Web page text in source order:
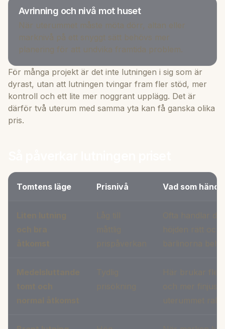
Avrinning och nivå mot huset
När uterummet måste möta dörr, altan eller
marknivå på ett snyggt sätt behövs mer
planering för att undvika framtida problem.
För många projekt är det inte lutningen i sig som är
dyrast, utan att lutningen tvingar fram fler stöd, mer
kontroll och ett lite mer noggrant upplägg. Det är
därför två uterum med samma yta kan få ganska olika
pris.
Tomtens läge Prisnivå Vad som